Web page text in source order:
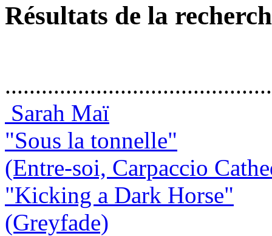
Résultats de la
Sarah Maï
"Sous la tonnelle"
(Entre-soi, Carpaccio
"Kicking a Dark Horse"
(Greyfade)